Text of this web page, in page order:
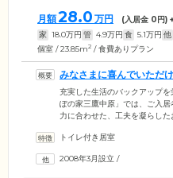
月額28.0 万円 (入居金 0円)
家 18.0万円 管 4.9万円 食 5.1万円 他
個室 / 23.85m2 / 食費ありプラン
みなさまに喜んでいただ
ご提供しています
充実した生活のバックアップ
ぽの家三鷹中原」では、ご入
力に合わせた、工夫を凝らし
べやすいことはもちろん、ア
りください。節句や季節イベン
トイレ付き居室
2008年3月設立 /